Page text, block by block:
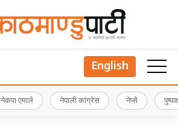
English
नेकपा एमाले नेपाली कांग्रेस नेप्से